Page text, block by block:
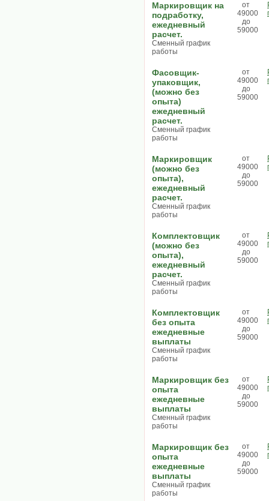
Маркировщик на
подработку,
ежедневный
расчет.
Сменный график
работы
от
49000
до
59000
Фасовщик-
упаковщик,
(можно без
опыта)
ежедневный
расчет.
Сменный график
работы
от
49000
до
59000
Маркировщик
(можно без
опыта),
ежедневный
расчет.
Сменный график
работы
от
49000
до
59000
Комплектовщик
(можно без
опыта),
ежедневный
расчет.
Сменный график
работы
от
49000
до
59000
Комплектовщик
без опыта
ежедневные
выплаты
Сменный график
работы
от
49000
до
59000
Маркировщик без
опыта
ежедневные
выплаты
Сменный график
работы
от
49000
до
59000
Маркировщик без
опыта
ежедневные
выплаты
Сменный график
работы
от
49000
до
59000